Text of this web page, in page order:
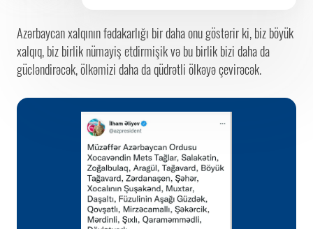
Azərbaycan xalqının fədakarlığı bir daha onu göstərir ki, biz böyük
xalqıq, biz birlik nümayiş etdirmişik və bu birlik bizi daha da
gücləndirəcək, ölkəmizi daha da qüdrətli ölkəyə çevirəcək.